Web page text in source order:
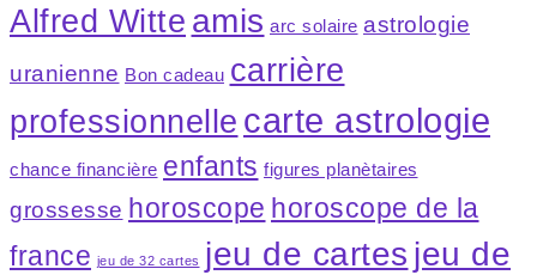
Alfred Witte amis arc solaire astrologie
uranienne Bon cadeau carrière
professionnelle carte astrologie
chance financière enfants figures planètaires
grossesse horoscope horoscope de la
france jeu de 32 cartes jeu de cartes jeu de